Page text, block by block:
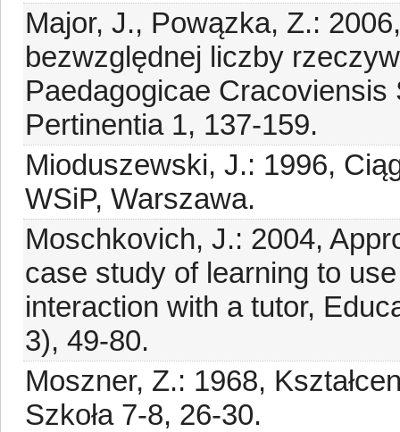
Major, J., Powązka, Z.:
bezwzględnej liczby
Paedagogicae
Pertinentia 1, 137-159.
Mioduszewski, J.: 1996,
WSiP, Warszawa.
Moschkovich, J.: 2004,
case study of learning to
interaction with a tutor,
3), 49-80.
Moszner, Z.: 1968,
Szkoła 7-8, 26-30.